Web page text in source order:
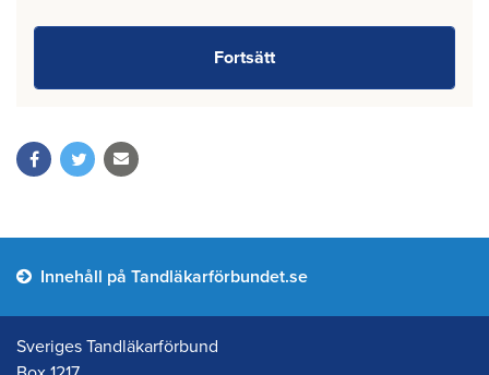
Innehåll på Tandläkarförbundet.se
Sveriges Tandläkarförbund